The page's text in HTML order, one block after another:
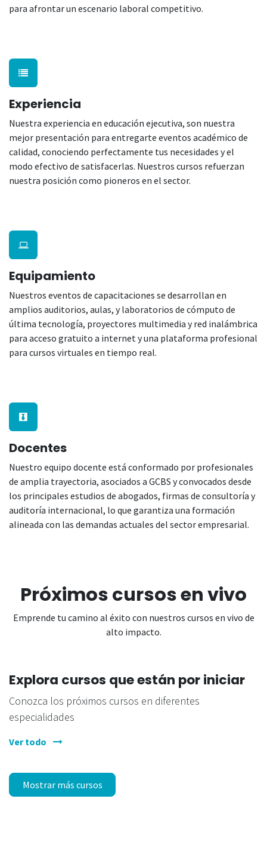
para afrontar un escenario laboral competitivo.
Experiencia
Nuestra experiencia en educación ejecutiva, son nuestra
mejor presentación para entregarte eventos académico de
calidad, conociendo perfectamente tus necesidades y el
modo efectivo de satisfacerlas. Nuestros cursos refuerzan
nuestra posición como pioneros en el sector.
Equipamiento
Nuestros eventos de capacitaciones se desarrollan en
amplios auditorios, aulas, y laboratorios de cómputo de
última tecnología, proyectores multimedia y red inalámbrica
para acceso gratuito a internet y una plataforma profesional
para cursos virtuales en tiempo real.
Docentes
Nuestro equipo docente está conformado por profesionales
de amplia trayectoria, asociados a GCBS y convocados desde
los principales estudios de abogados, firmas de consultoría y
auditoría internacional, lo que garantiza una formación
alineada con las demandas actuales del sector empresarial.
Próximos cursos en vivo
Emprende tu camino al éxito con nuestros cursos en vivo de
alto impacto.
Explora cursos que están por iniciar
Conozca los próximos cursos en diferentes
especialidades
Ver todo
Mostrar más cursos